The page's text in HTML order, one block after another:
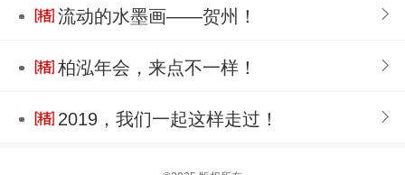
流动的水墨画——贺州！
柏泓年会，来点不一样！
2019，我们一起这样走过！